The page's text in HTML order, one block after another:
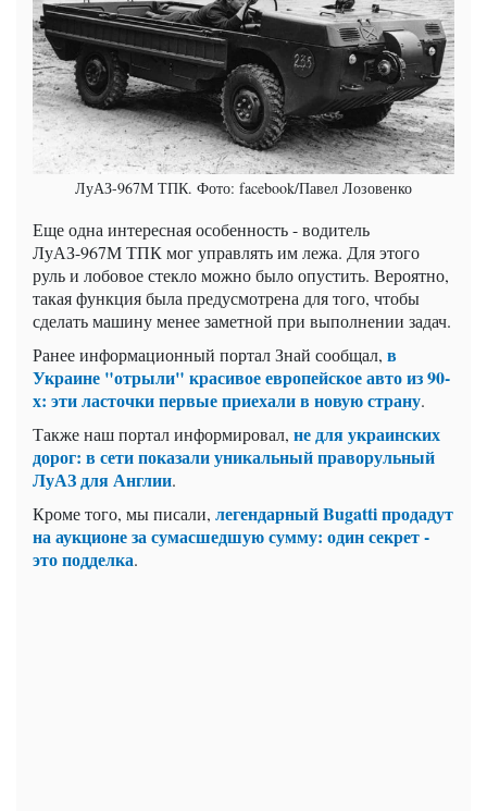
ЛуАЗ-967М ТПК. Фото: facebook/Павел Лозовенко
Еще одна интересная особенность - водитель
ЛуАЗ-967М ТПК мог управлять им лежа. Для этого
руль и лобовое стекло можно было опустить. Вероятно,
такая функция была предусмотрена для того, чтобы
сделать машину менее заметной при выполнении задач.
Ранее информационный портал Знай сообщал, в
Украине "отрыли" красивое европейское авто из 90-
х: эти ласточки первые приехали в новую страну.
Также наш портал информировал, не для украинских
дорог: в сети показали уникальный праворульный
ЛуАЗ для Англии.
Кроме того, мы писали, легендарный Bugatti продадут
на аукционе за сумасшедшую сумму: один секрет -
это подделка.